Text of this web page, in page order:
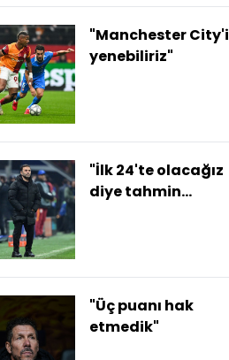
"Manchester City'i
yenebiliriz"
"İlk 24'te olacağız
diye tahmin
"Üç puanı hak
etmedik"